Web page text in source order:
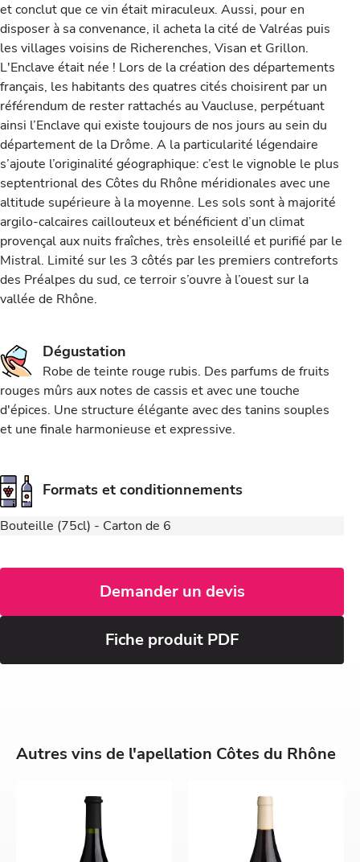
et conclut que ce vin était miraculeux. Aussi, pour en
disposer à sa convenance, il acheta la cité de Valréas puis
les villages voisins de Richerenches, Visan et Grillon.
L'Enclave était née ! Lors de la création des départements
français, les habitants des quatres cités choisirent par un
référendum de rester rattachés au Vaucluse, perpétuant
ainsi l’Enclave qui existe toujours de nos jours au sein du
département de la Drôme. A la particularité légendaire
s’ajoute l’originalité géographique: c’est le vignoble le plus
septentrional des Côtes du Rhône méridionales avec une
altitude supérieure à la moyenne. Les sols sont à majorité
argilo-calcaires caillouteux et bénéficient d’un climat
provençal aux nuits fraîches, très ensoleillé et purifié par le
Mistral. Limité sur les 3 côtés par les premiers contreforts
des Préalpes du sud, ce terroir s’ouvre à l’ouest sur la
vallée de Rhône.
Dégustation
Robe de teinte rouge rubis. Des parfums de fruits
rouges mûrs aux notes de cassis et avec une touche
d'épices. Une structure élégante avec des tanins souples
et une finale harmonieuse et expressive.
Formats et conditionnements
Bouteille (75cl) - Carton de 6
Demander un devis
Fiche produit PDF
Autres vins de l'apellation Côtes du Rhône